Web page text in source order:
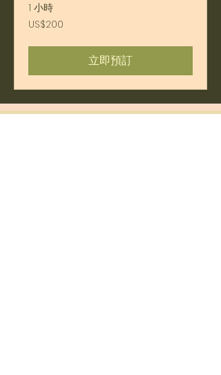
1 小時
200
美
US$200
立即預訂